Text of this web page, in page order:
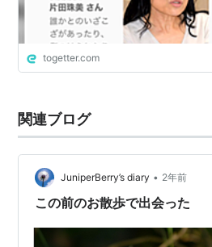
ろうとするんだよね。ある意味無敵な
人。何人も知っている。」「みんなが
みんなじゃないし犯人がそうとは思わ
からこれくらいしても構わないって考
思考だった」
togetter.com
関連ブログ
JuniperBerry’s diary • 2年前
この前のお散歩で出会った